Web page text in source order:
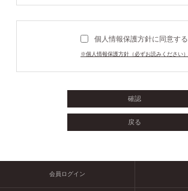
個人情報保護方針に同意する
※個人情報保護方針（必ずお読みください）
会員ログイン